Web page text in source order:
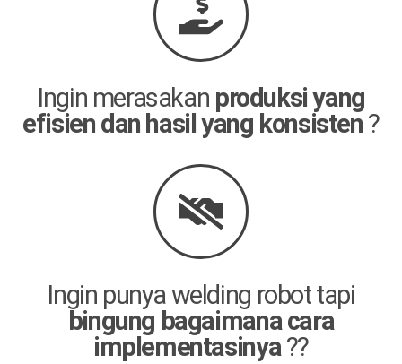
Ingin merasakan produksi yang
efisien dan hasil yang konsisten ?
Ingin punya welding robot tapi
bingung bagaimana cara
implementasinya??